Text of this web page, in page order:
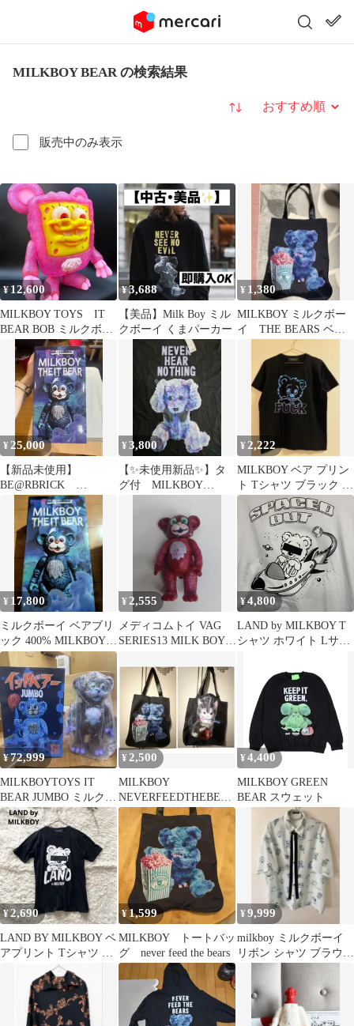
MILKBOY BEAR の検索結果
販売中のみ表示
並び替え
¥ 12,600
MILKBOY TOYS IT
BEAR BOB ミルクボー
イ イットベア
¥3,688
【美品】Milk Boy ミル
クボーイ くまパーカー
¥ 1,380
MILKBOY ミルクボー
イ THE BEARS ベ
ア トートバッグ
¥ 25,000
【新品未使用】
BE@RBRICK
MILKBOY THE IT
BEAR 400％＋100％
¥3,800
【✨未使用新品✨】タ
グ付 MILKBOY
NOTHING
¥ 2,222
MILKBOY ベア プリン
ト Tシャツ ブラック M
サイズ
¥ 17,800
ミルクボーイ ベアブリ
ック 400% MILKBOY
THE IT BEAR
¥2,555
メディコムトイ VAG
SERIES13 MILK BOY
¥4,800
LAND by MILKBOY T
シャツ ホワイト Lサイ
¥72,999
MILKBOYTOYS IT
BEAR JUMBO ミルクボ
ーイトイズ
¥ 2,500
MILKBOY
NEVERFEEDTHEBEAR
S MILK チェリーキャ
ット
¥ 4,400
MILKBOY GREEN
BEAR スウェット
¥2,690
LAND BY MILKBOY ベ
アプリント Tシャツ 黒
メンズ フリーサイズ
¥1,599
MILKBOY トートバッ
グ never feed the bears
¥9,999
milkboy ミルクボーイ
リボン シャツ ブラウス